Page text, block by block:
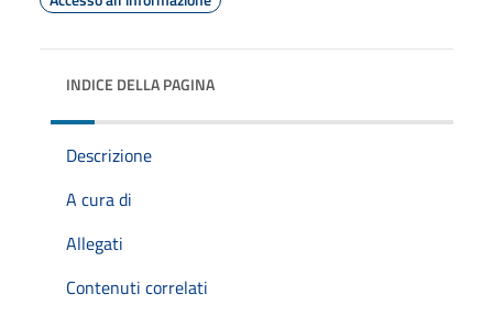
INDICE DELLA PAGINA
Descrizione
A cura di
Allegati
Contenuti correlati